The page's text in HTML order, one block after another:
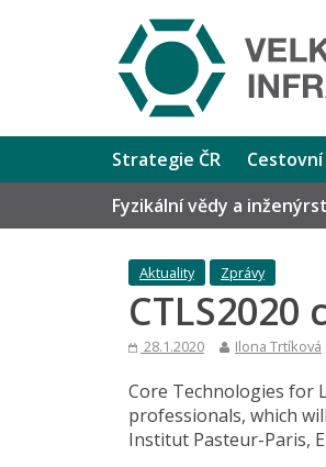
Strategie ČR Cestovní
Fyzikální vědy a
Aktuality Zprávy
CTLS2020
28.1.2020 Ilona Trtíková
Core Technologies for
professionals, which
Institut Pasteur-Paris,